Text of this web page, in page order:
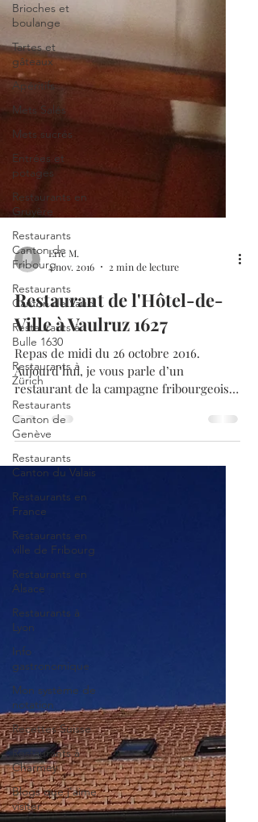
Brioches et
boulange
Tartes et
gâteaux
Apéritifs
Mets Salés
Mets sucrés
Entrées et
potages
Restaurants en
Gruyère
Restaurants
Canton de
Fribourg
Restaurants
Canton de Vaud
Restaurants à
Bulle 1630
Restaurants à
Zürich
Restaurants
Canton de
Genève
Restaurants
Canton du Valais
Restaurants en
France
Restaurants en
ville de Fribourg
Restaurants en
Alsace
Restaurants à
Lyon
Info
gastronomique
Mon système de
notation
Recettes Suisse
Restaurants à
Charmey
Blogs que j'aime
visiter
Eric M.
4 nov. 2016
2 min de lecture
Restaurant de l'Hôtel-de-
Ville à Vaulruz 1627
Repas de midi du 26 octobre 2016.
Aujourd’hui, je vous parle d’un
restaurant de la campagne fribourgeoise,
qui vient d’être augmenté dans...